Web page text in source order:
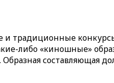
и традиционные
либо «киношные»
составляющая